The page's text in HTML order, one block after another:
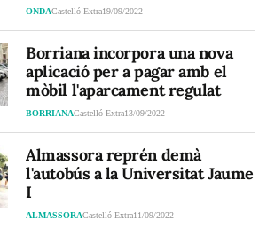
ONDACastelló Extra19/09/2022
Borriana incorpora una nova
aplicació per a pagar amb el
mòbil l'aparcament regulat
BORRIANACastelló Extra13/09/2022
Almassora reprén demà
l'autobús a la Universitat Jaume
I
ALMASSORACastelló Extra11/09/2022